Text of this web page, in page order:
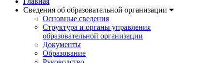
Сведения об образовательной организации
Основные сведения
Структура и органы управления
образовательной организации
Документы
Образование